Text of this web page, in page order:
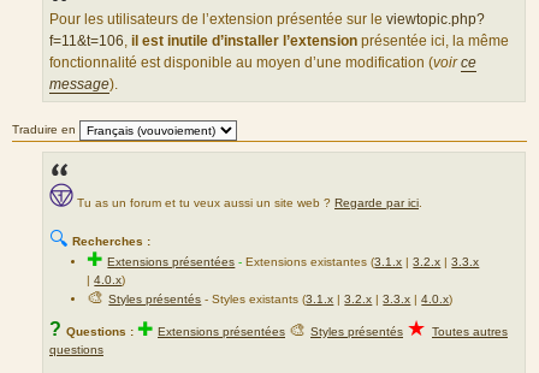
Pour les utilisateurs de l’extension présentée sur le viewtopic.php?
f=11&t=106, il est inutile d’installer l’extension présentée ici, la même
fonctionnalité est disponible au moyen d’une modification (voirce
message).
Traduire en
Tu as un forum et tu veux aussi un site web ? Regarde par ici
🔍 Recherches :
✚Extensions présentées -Extensions existantes (3.1.x |3.2.x |3.3.x
|4.0.x)
🎨Styles présentés - Styles existants (3.1.x |3.2.x |3.3.x |4.0.x)
? Questions : ✚ Extensions présentées 🎨 Styles présentés ★ Toutes autres
questions